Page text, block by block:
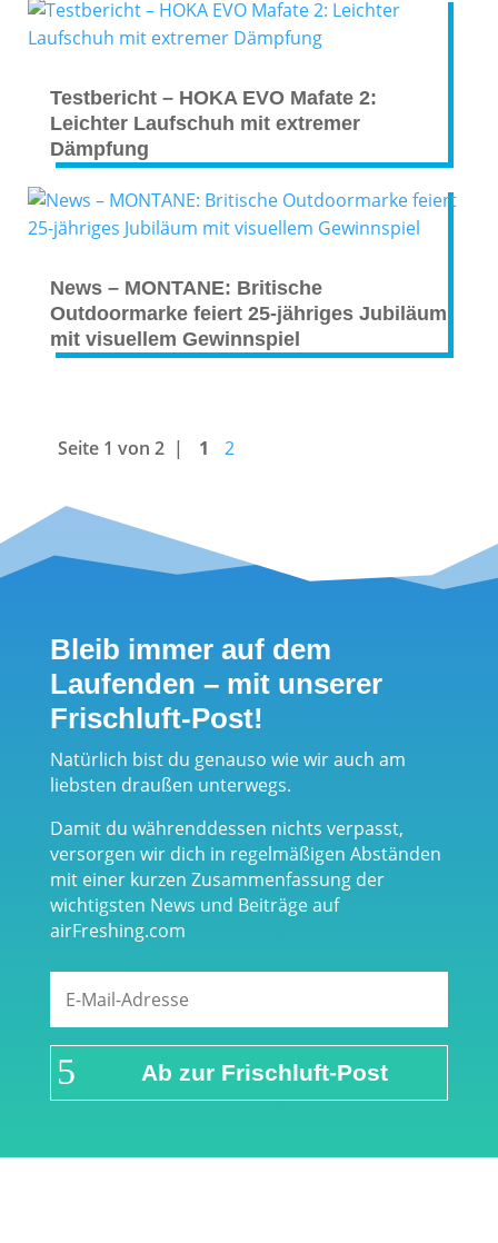
Testbericht – HOKA EVO Mafate 2:
Leichter Laufschuh mit extremer
Dämpfung
News – MONTANE: Britische
Outdoormarke feiert 25-jähriges Jubiläum
mit visuellem Gewinnspiel
Seite 1 von 2 1 2
Bleib immer auf dem
Laufenden – mit unserer
Frischluft-Post!
Natürlich bist du genauso wie wir auch am
liebsten draußen unterwegs.
Damit du währenddessen nichts verpasst,
versorgen wir dich in regelmäßigen Abständen
mit einer kurzen Zusammenfassung der
wichtigsten News und Beiträge auf
airFreshing.com
Ab zur Frischluft-Post